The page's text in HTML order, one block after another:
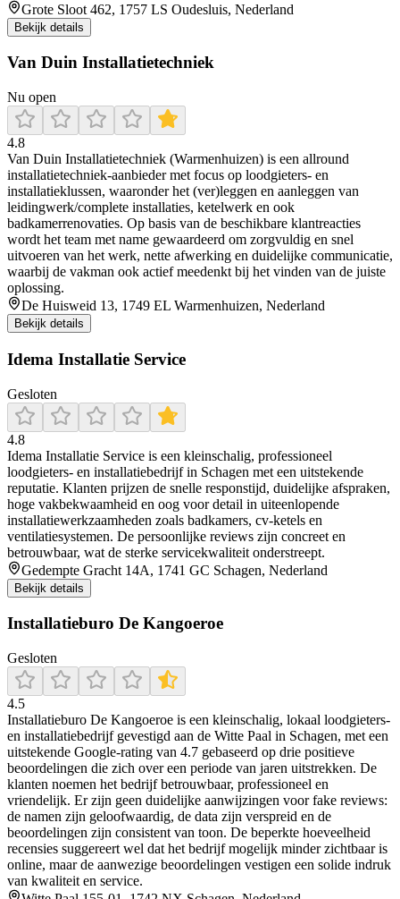
Grote Sloot 462, 1757 LS Oudesluis, Nederland
Bekijk details
Van Duin Installatietechniek
Nu open
4.8
Van Duin Installatietechniek (Warmenhuizen) is een allround
installatietechniek-aanbieder met focus op loodgieters- en
installatieklussen, waaronder het (ver)leggen en aanleggen van
leidingwerk/complete installaties, ketelwerk en ook
badkamerrenovaties. Op basis van de beschikbare klantreacties
wordt het team met name gewaardeerd om zorgvuldig en snel
uitvoeren van het werk, nette afwerking en duidelijke communicatie,
waarbij de vakman ook actief meedenkt bij het vinden van de juiste
oplossing.
De Huisweid 13, 1749 EL Warmenhuizen, Nederland
Bekijk details
Idema Installatie Service
Gesloten
4.8
Idema Installatie Service is een kleinschalig, professioneel
loodgieters- en installatiebedrijf in Schagen met een uitstekende
reputatie. Klanten prijzen de snelle responstijd, duidelijke afspraken,
hoge vakbekwaamheid en oog voor detail in uiteenlopende
installatiewerkzaamheden zoals badkamers, cv-ketels en
ventilatiesystemen. De persoonlijke reviews zijn concreet en
betrouwbaar, wat de sterke servicekwaliteit onderstreept.
Gedempte Gracht 14A, 1741 GC Schagen, Nederland
Bekijk details
Installatieburo De Kangoeroe
Gesloten
4.5
Installatieburo De Kangoeroe is een kleinschalig, lokaal loodgieters-
en installatiebedrijf gevestigd aan de Witte Paal in Schagen, met een
uitstekende Google-rating van 4.7 gebaseerd op drie positieve
beoordelingen die zich over een periode van jaren uitstrekken. De
klanten noemen het bedrijf betrouwbaar, professioneel en
vriendelijk. Er zijn geen duidelijke aanwijzingen voor fake reviews:
de namen zijn geloofwaardig, de data zijn verspreid en de
beoordelingen zijn consistent van toon. De beperkte hoeveelheid
recensies suggereert wel dat het bedrijf mogelijk minder zichtbaar is
online, maar de aanwezige beoordelingen vestigen een solide indruk
van kwaliteit en service.